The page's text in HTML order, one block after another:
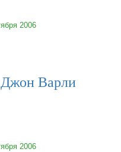
2006
Джон Варли
2006